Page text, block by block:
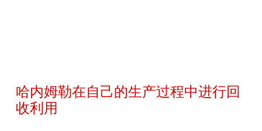
哈内姆勒在自己的生产过程中进行回
收利用